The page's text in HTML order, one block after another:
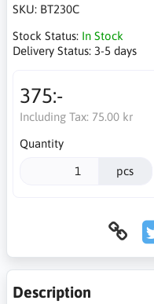
SKU: BT230C
Stock Status: In Stock
Delivery Status: 3-5 days
375:-
Including Tax: 75.00 kr
Quantity
pcs
Description